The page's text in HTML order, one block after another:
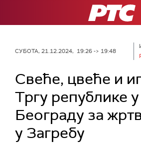
РТС
СУБОТА, 21.12.2024, 19:26 -> 19:48
Свеће, цвеће и
Тргу републике у
Београду за
у Загребу